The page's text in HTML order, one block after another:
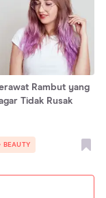
Rambut yang
Tidak Rusak
BEAUTY